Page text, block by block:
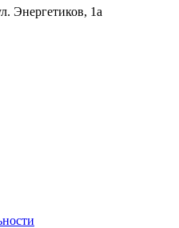
Энергетиков, 1а